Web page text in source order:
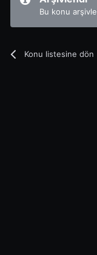
Bu konu
Konu listesine dön